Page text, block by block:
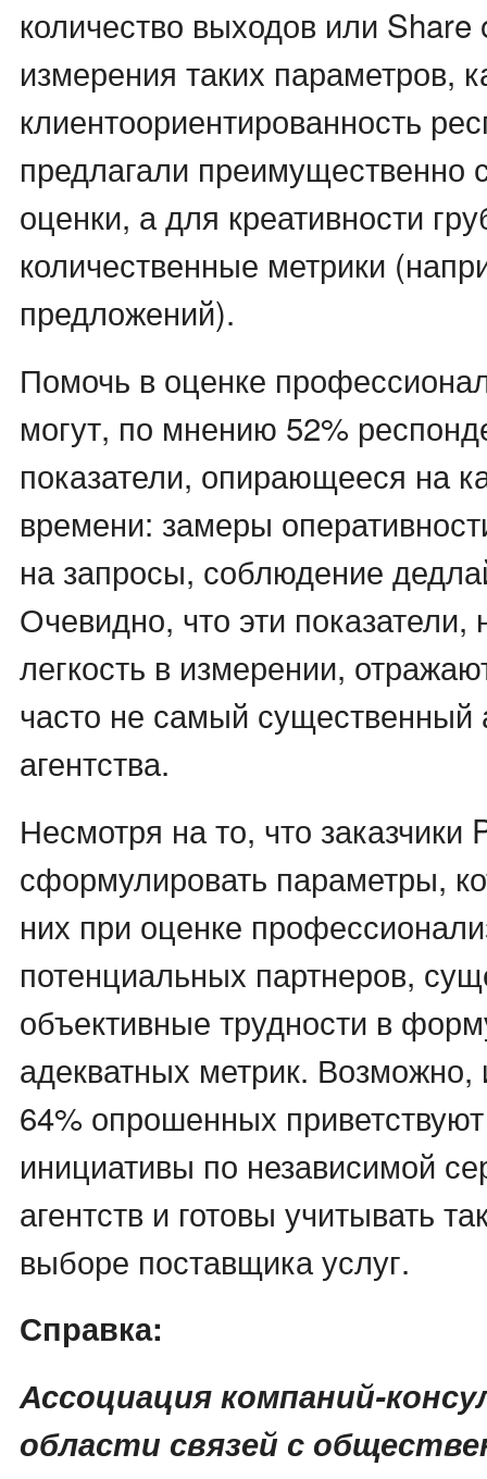
количество выходов или
измерения таких параметров,
клиентоориентированность
предлагали преимущественно
оценки, а для креативности
количественные метрики
предложений).
Помочь в оценке
могут, по мнению 52%
показатели, опирающееся на
времени: замеры
на запросы, соблюдение
Очевидно, что эти показатели,
легкость в измерении,
часто не самый существенный
агентства.
Несмотря на то, что заказчики
сформулировать параметры,
них при оценке
потенциальных партнеров,
объективные трудности в
адекватных метрик.
64% опрошенных
инициативы по независимой
агентств и готовы учитывать
выборе поставщика услуг.
Справка:
Ассоциация компаний-
области связей с